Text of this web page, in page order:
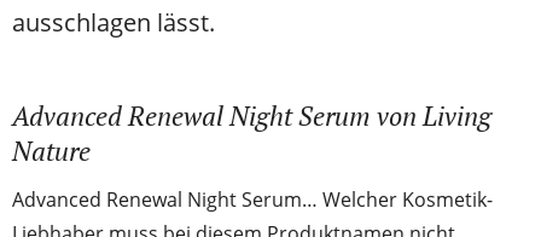
ausschlagen lässt.
Advanced Renewal Night Serum von Living
Nature
Advanced Renewal Night Serum… Welcher Kosmetik-